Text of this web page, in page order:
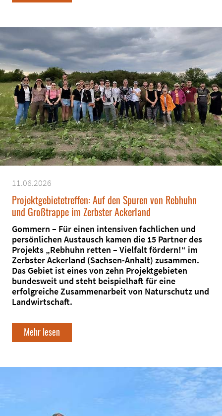
11.06.2026
Projektgebietetreffen: Auf den Spuren von Rebhuhn
und Großtrappe im Zerbster Ackerland
Gommern – Für einen intensiven fachlichen und
persönlichen Austausch kamen die 15 Partner des
Projekts „Rebhuhn retten – Vielfalt fördern!“ im
Zerbster Ackerland (Sachsen-Anhalt) zusammen.
Das Gebiet ist eines von zehn Projektgebieten
bundesweit und steht beispielhaft für eine
erfolgreiche Zusammenarbeit von Naturschutz und
Landwirtschaft.
Mehr lesen